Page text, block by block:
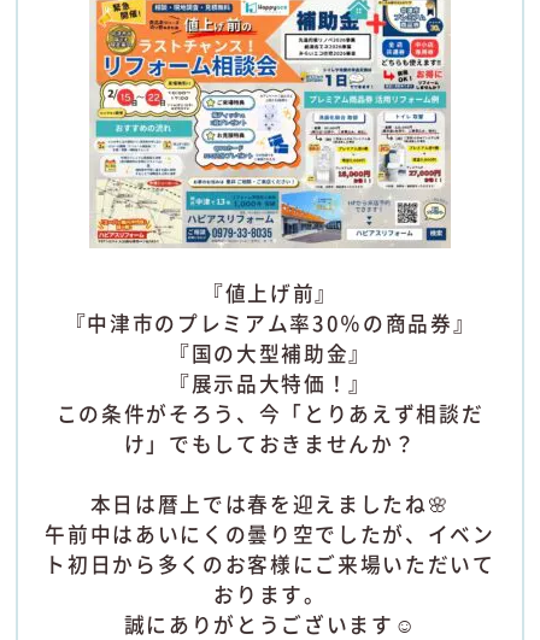
『値上げ前』
『中津市のプレミアム率30％の商品券』
『国の大型補助金』
『展示品大特価！』
この条件がそろう、今「とりあえず相談だ
け」でもしておきませんか？
本日は暦上では春を迎えましたね🌸
午前中はあいにくの曇り空でしたが、イベン
ト初日から多くのお客様にご来場いただいて
おります。
誠にありがとうございます☺